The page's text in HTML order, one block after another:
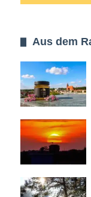
Aus dem